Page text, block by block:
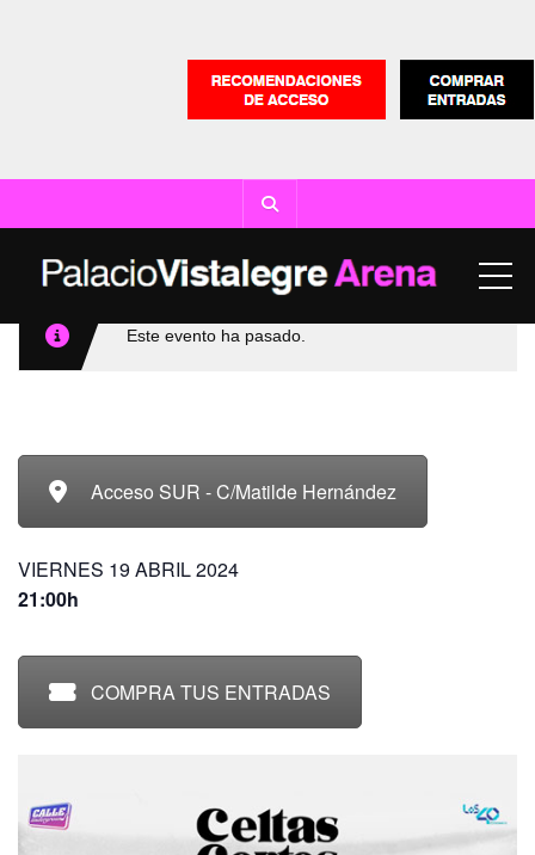
Este evento ha pasado.
Acceso SUR - C/Matilde Hernández
VIERNES 19 ABRIL 2024
21:00h
COMPRA TUS ENTRADAS